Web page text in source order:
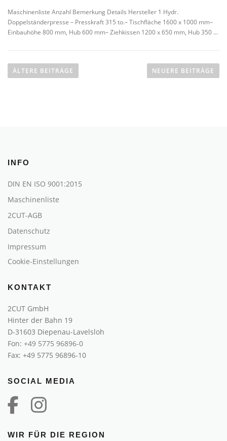
Maschinenliste Anzahl Bemerkung Details Hersteller 1 Hydr.
Doppelständerpresse – Presskraft 315 to.– Tischfläche 1600 x 1000 mm–
Einbauhöhe 800 mm, Hub 600 mm– Ziehkissen 1200 x 650 mm, Hub 350 …
e
i
v
i
a
t
o
n
ÄLTERE BEITRÄGE NEUERE BEITRÄGE
INFO
DIN EN ISO 9001:2015
Maschinenliste
2CUT-AGB
Datenschutz
Impressum
Cookie-Einstellungen
KONTAKT
2CUT GmbH
Hinter der Bahn 19
D-31603 Diepenau-Lavelsloh
Fon: +49 5775 96896-0
Fax: +49 5775 96896-10
SOCIAL MEDIA
WIR FÜR DIE REGION